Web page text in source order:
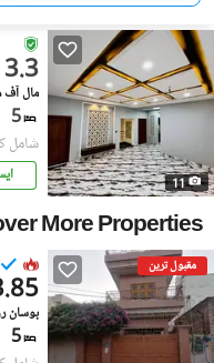
11
3.3 کروڑ
مال آف
5
شامل کی:7
More Properties
مقبول ترین
3.85
بوسان
5